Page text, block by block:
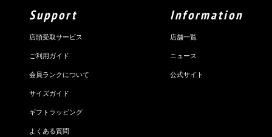
Support
店頭受取サービス
ご利用ガイド
会員ランクについて
サイズガイド
ギフトラッピング
よくある質問
Information
店舗一覧
ニュース
公式サイト